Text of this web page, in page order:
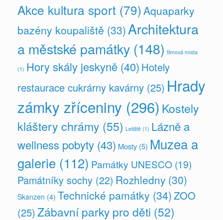
Akce kultura sport (79)Aquaparky
bazény koupaliště (33) Architektura
a městské památky (148) filmová místa
(1) Hory skály jeskyně (40) Hotely
restaurace cukrárny kavárny (25) Hrady
zámky zříceniny (296) Kostely
kláštery chrámy (55) Letiště (1) Lázně a
wellness pobyty (43) Mosty (5) Muzea a
galerie (112) Památky UNESCO (19)
Památníky sochy (22) Rozhledny (30)
Skanzen (4) Technické památky (34)ZOO
(25)Zábavní parky pro děti (52)